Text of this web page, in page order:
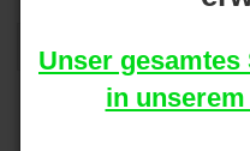
Unser
in